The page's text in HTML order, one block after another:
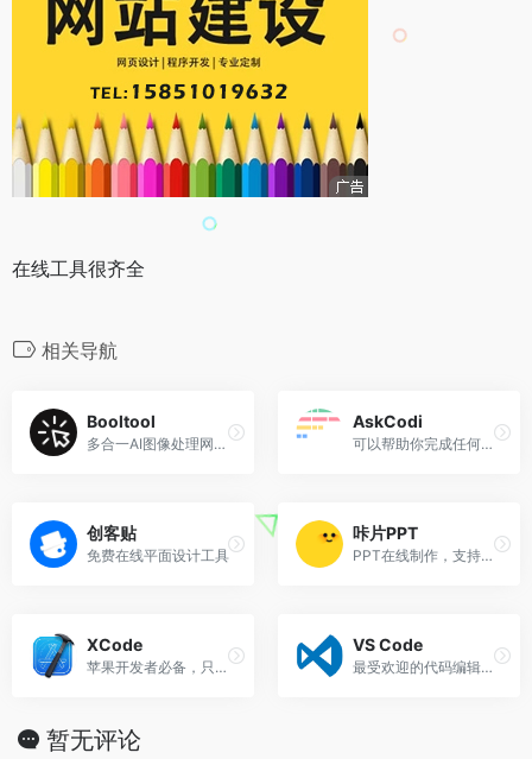
在线工具很齐全
相关导航
Booltool
多合一AI图像处理网站，快速进行编辑修整
AskCodi
可以帮助你完成任何编码工作
创客贴
免费在线平面设计工具
咔片PPT
PPT在线制作，支持AI一键生成
XCode
苹果开发者必备，只有 mac 电脑才可以安装。
VS Code
最受欢迎的代码编辑器！
暂无评论